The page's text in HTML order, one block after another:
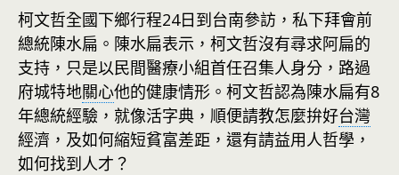
柯文哲全國下鄉行程24日到台南參訪，私下拜會前
總統陳水扁。陳水扁表示，柯文哲沒有尋求阿扁的
支持，只是以民間醫療小組首任召集人身分，路過
府城特地關心他的健康情形。柯文哲認為陳水扁有8
年總統經驗，就像活字典，順便請教怎麼拚好台灣
經濟，及如何縮短貧富差距，還有請益用人哲學，
如何找到人才？